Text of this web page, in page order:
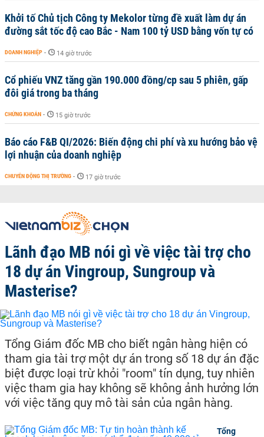
Khởi tố Chủ tịch Công ty Mekolor từng đề xuất làm dự án
đường sắt tốc độ cao Bắc - Nam 100 tỷ USD bằng vốn tự có
DOANH NGHIỆP - 14 giờ trước
Cổ phiếu VNZ tăng gần 190.000 đồng/cp sau 5 phiên, gấp
đôi giá trong ba tháng
CHỨNG KHOÁN - 15 giờ trước
Báo cáo F&B QI/2026: Biến động chi phí và xu hướng bảo vệ
lợi nhuận của doanh nghiệp
CHUYỂN ĐỘNG THỊ TRƯỜNG - 17 giờ trước
Lãnh đạo MB nói gì về việc tài trợ cho
18 dự án Vingroup, Sungroup và
Masterise?
Tổng Giám đốc MB cho biết ngân hàng hiện có
tham gia tài trợ một dự án trong số 18 dự án đặc
biệt được loại trừ khỏi "room" tín dụng, tuy nhiên
việc tham gia hay không sẽ không ảnh hưởng lớn
với việc tăng quy mô tài sản của ngân hàng.
Tổng